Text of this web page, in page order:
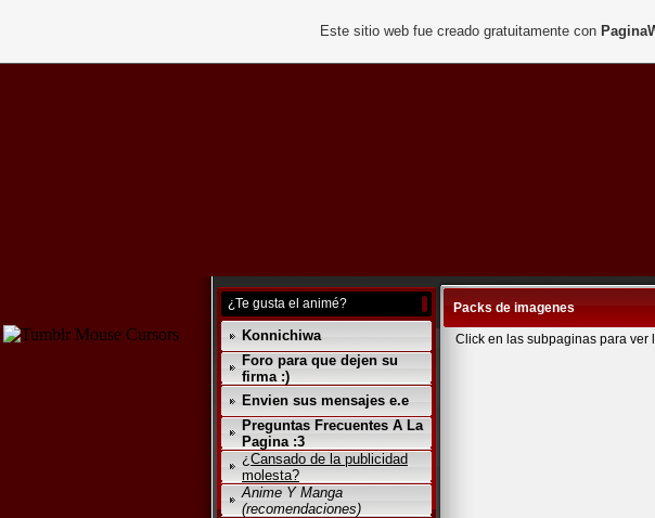
¿Te gusta el animé?
Konnichiwa
Foro para que dejen su
firma :)
Envien sus mensajes e.e
Preguntas Frecuentes A La
Pagina :3
¿Cansado de la publicidad
molesta?
Anime Y Manga
(recomendaciones)
Packs de imagenes
Click en las subpaginas para ver
Este sitio web fue creado gratuitamente con